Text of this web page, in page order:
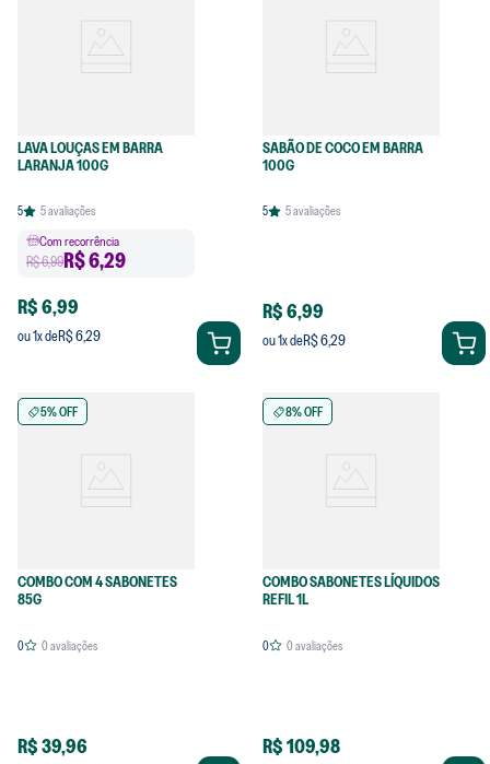
LAVA LOUÇAS EM BARRA
LARANJA 100G
5 5avaliações
Com recorrência
R$ 6,99R$6,29
R$ 6,99
ou1x deR$ 6,29
SABÃO DE COCO EM BARRA
100G
5 5avaliações
R$ 6,99
ou1x deR$ 6,29
5% OFF
COMBO COM 4 SABONETES
85G
0 0avaliações
R$ 39,96
8% OFF
COMBO SABONETES LÍQUIDOS
REFIL 1L
0 0avaliações
R$ 109,98